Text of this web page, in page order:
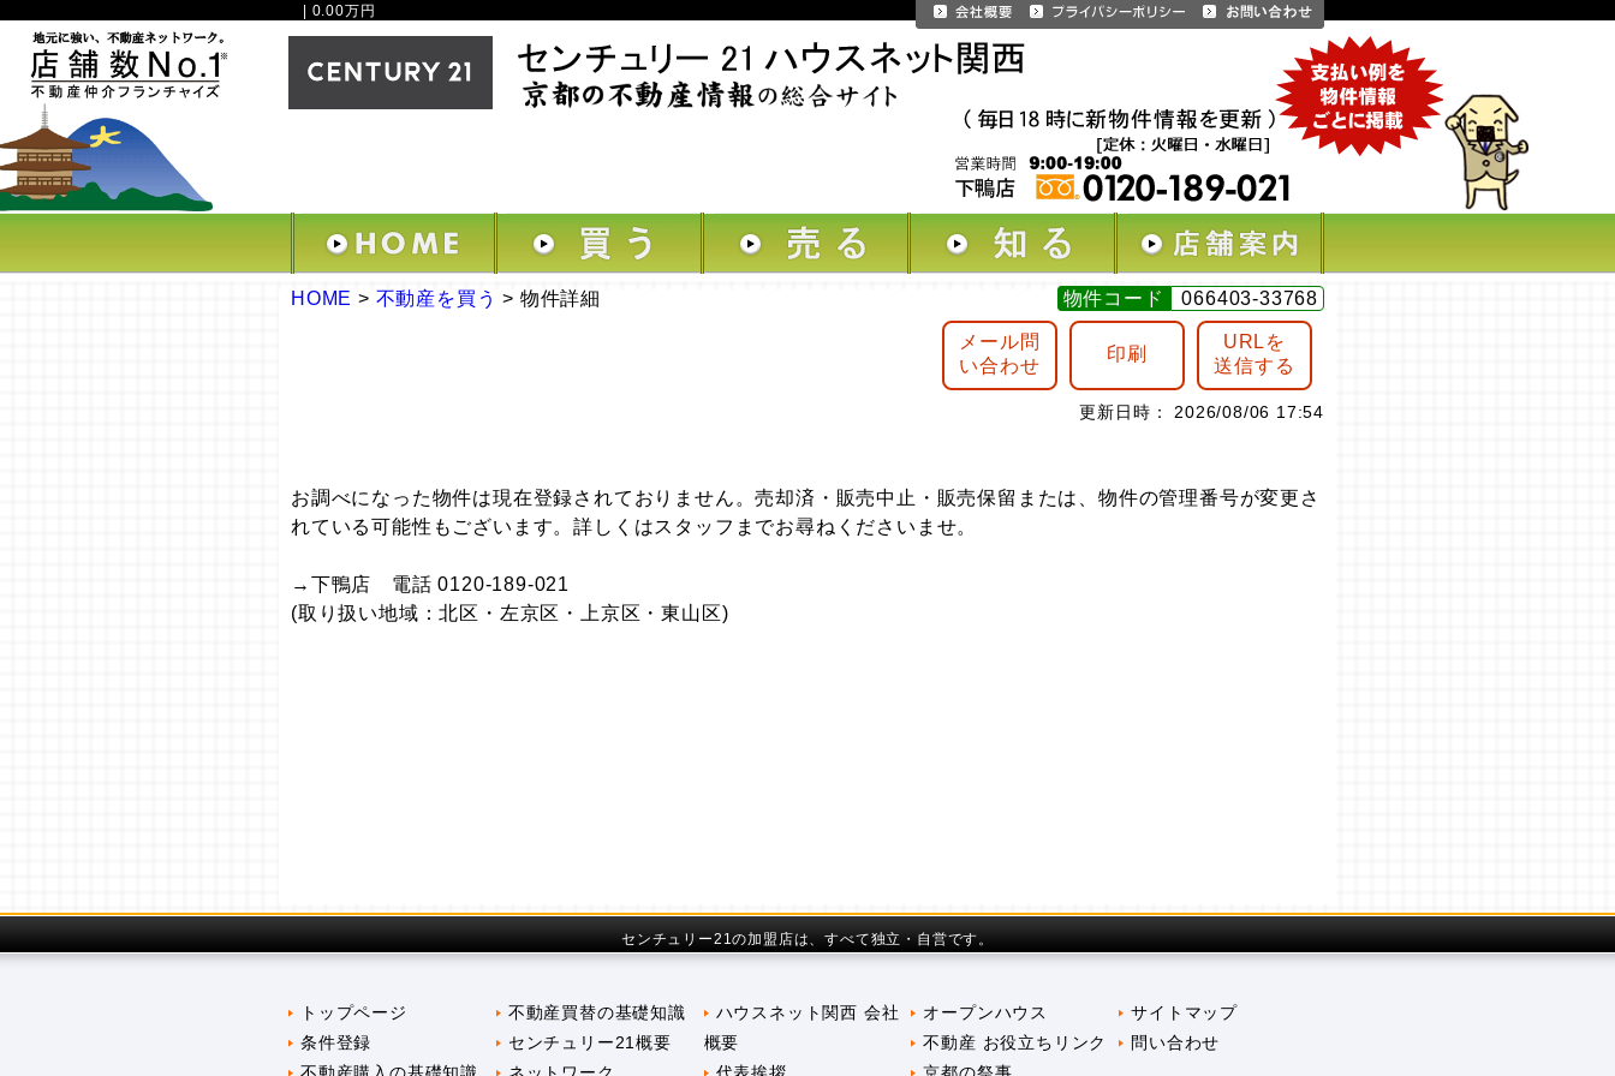
| 0.00万円
HOME > 不動産を買う > 物件詳細 物件コード 066403-33768
URLを
送信する
印刷
メール問
い合わせ
更新日時： 2026/08/06 17:54
お調べになった物件は現在登録されておりません。売却済・販売中止・販売保留または、物件の管理番号が変更さ
れている可能性もございます。詳しくはスタッフまでお尋ねくださいませ。
→下鴨店 電話 0120-189-021
(取り扱い地域：北区・左京区・上京区・東山区)
センチュリー21の加盟店は、すべて独立・自営です。
トップページ
条件登録
不動産買替の基礎知識
センチュリー21概要
ハウスネット関西 会社
概要
オープンハウス
不動産 お役立ちリンク
サイトマップ
問い合わせ